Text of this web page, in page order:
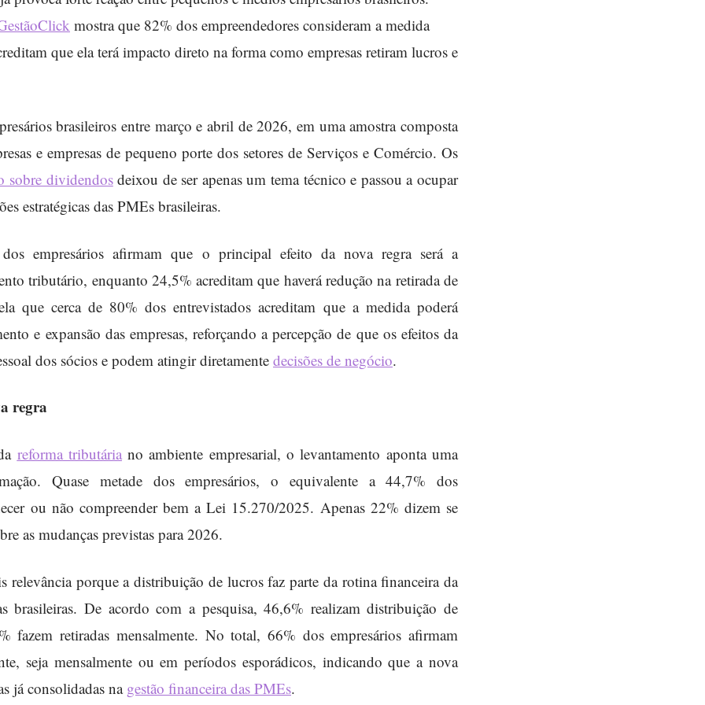
mostra que 82% dos empreendedores consideram a medida
que ela terá impacto direto na forma como empresas retiram lucros e
brasileiros entre março e abril de 2026, em uma amostra composta
e empresas de pequeno porte dos setores de Serviços e Comércio. Os
sobre dividendosdeixou de ser apenas um tema técnico e passou a ocupar
estratégicas das PMEs brasileiras.
empresários afirmam que o principal efeito da nova regra será a
tributário, enquanto 24,5% acreditam que haverá redução na retirada de
que cerca de 80% dos entrevistados acreditam que a medida poderá
e expansão das empresas, reforçando a percepção de que os efeitos da
dos sócios e podem atingir diretamente decisões de negócio.
regra
reforma tributáriano ambiente empresarial, o levantamento aponta uma
Quase metade dos empresários, o equivalente a 44,7% dos
ou não compreender bem a Lei 15.270/2025. Apenas 22% dizem se
as mudanças previstas para 2026.
relevância porque a distribuição de lucros faz parte da rotina financeira da
brasileiras. De acordo com a pesquisa, 46,6% realizam distribuição de
fazem retiradas mensalmente. No total, 66% dos empresários afirmam
seja mensalmente ou em períodos esporádicos, indicando que a nova
já consolidadas na gestão financeira das PMEs.